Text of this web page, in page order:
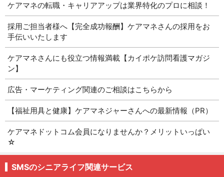
ケアマネの転職・キャリアアップは業界特化のプロに相談！
採用ご担当者様へ【完全成功報酬】ケアマネさんの採用をお
手伝いいたします
ケアマネさんにも役立つ情報満載【カイポケ訪問看護マガジ
ン】
広告・マーケティング関連のご相談はこちらから
【福祉用具と健康】ケアマネジャーさんへの最新情報（PR）
ケアマネドットコム会員になりませんか？メリットいっぱい
☆
SMSのシニアライフ関連サービス